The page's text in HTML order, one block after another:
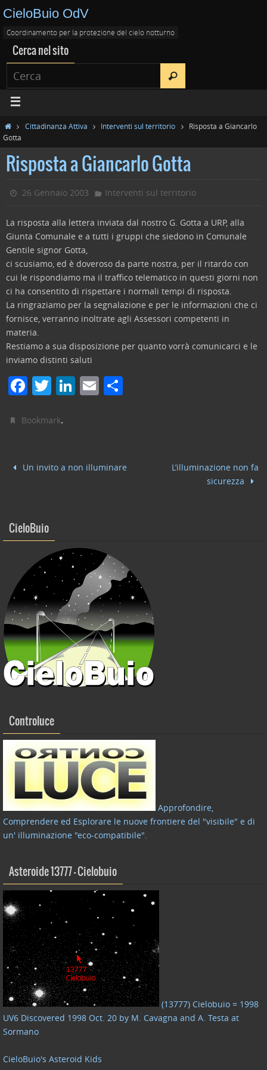
CieloBuio OdV
Coordinamento per la protezione del cielo notturno
Cerca nel sito
Cittadinanza Attiva Interventi sul territorio
Risposta a Giancarlo
Gotta
Risposta a Giancarlo Gotta
26 Gennaio 2003 Interventi sul territorio
La risposta alla lettera inviata dal nostro G. Gotta a URP, alla
Giunta Comunale e a tutti i gruppi che siedono in Comunale
Gentile signor Gotta,
ci scusiamo, ed è doveroso da parte nostra, per il ritardo con
cui le rispondiamo ma il traffico telematico in questi giorni non
ci ha consentito di rispettare i normali tempi di risposta.
La ringraziamo per la segnalazione e per le informazioni che ci
fornisce, verranno inoltrate agli Assessori competenti in
materia.
Restiamo a sua disposizione per quanto vorrà comunicarci e le
inviamo distinti saluti
F
c
b
k
T
itt
Li
dI
E
vi
Bookmark.
Un invito a non illuminare
L’illuminazione non fa
sicurezza
CieloBuio
Controluce
Approfondire,
Comprendere ed Esplorare le nuove frontiere del "visibile" e di
un' illuminazione "eco-compatibile".
Asteroide 13777 – Cielobuio
(13777) Cielobuio = 1998
UV6 Discovered 1998 Oct. 20 by M. Cavagna and A. Testa at
Sormano
CieloBuio's Asteroid Kids